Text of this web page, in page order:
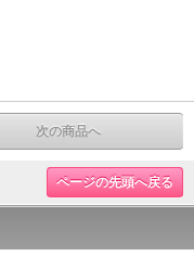
次の商品へ
ページの先頭へ戻る